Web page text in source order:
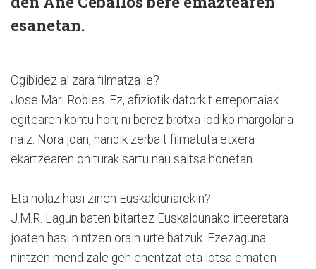
esanetan.
Ogibidez al zara filmatzaile?
Jose Mari Robles. Ez, afiziotik datorkit erreportaiak
egitearen kontu hori; ni berez brotxa lodiko margolaria
naiz. Nora joan, handik zerbait filmatuta etxera
ekartzearen ohiturak sartu nau saltsa honetan.
Eta nolaz hasi zinen Euskaldunarekin?
J.M.R. Lagun baten bitartez Euskaldunako irteeretara
joaten hasi nintzen orain urte batzuk. Ezezaguna
nintzen mendizale gehienentzat eta lotsa ematen